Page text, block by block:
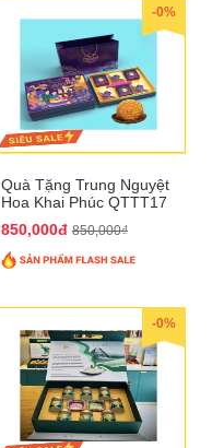
-0%
Quà Tặng Trung Nguyệt
Hoa Khai Phúc QTTT17
850,000đ 850,000₫
-0%